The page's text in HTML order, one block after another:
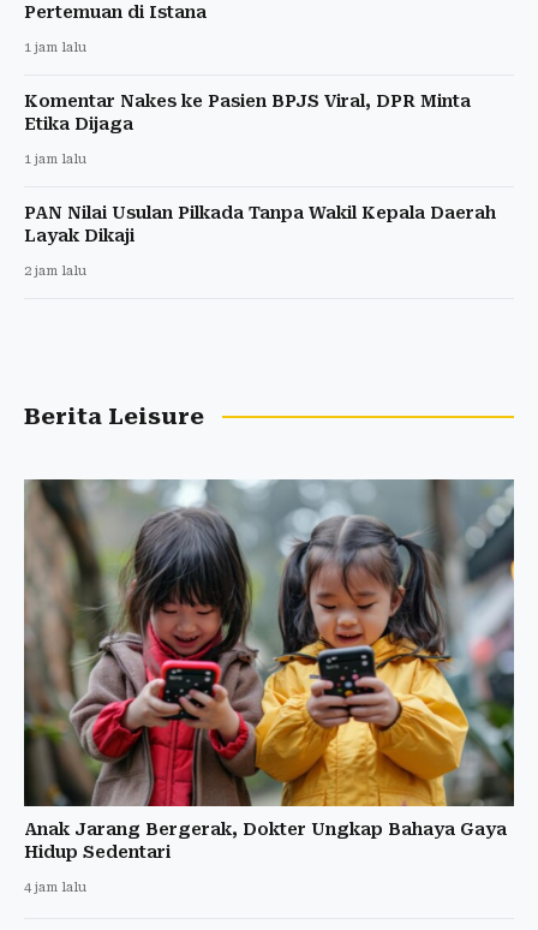
Pertemuan di Istana
1 jam lalu
Komentar Nakes ke Pasien BPJS Viral, DPR Minta
Etika Dijaga
1 jam lalu
PAN Nilai Usulan Pilkada Tanpa Wakil Kepala Daerah
Layak Dikaji
2 jam lalu
Berita Leisure
Anak Jarang Bergerak, Dokter Ungkap Bahaya Gaya
Hidup Sedentari
4 jam lalu